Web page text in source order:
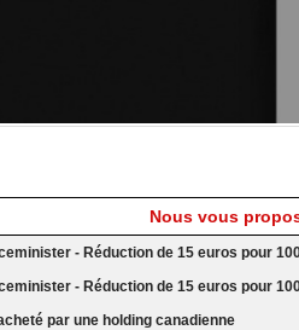
Nous vous
- Réduction de 15 euros pour
- Réduction de 15 euros pour
par une holding canadienne